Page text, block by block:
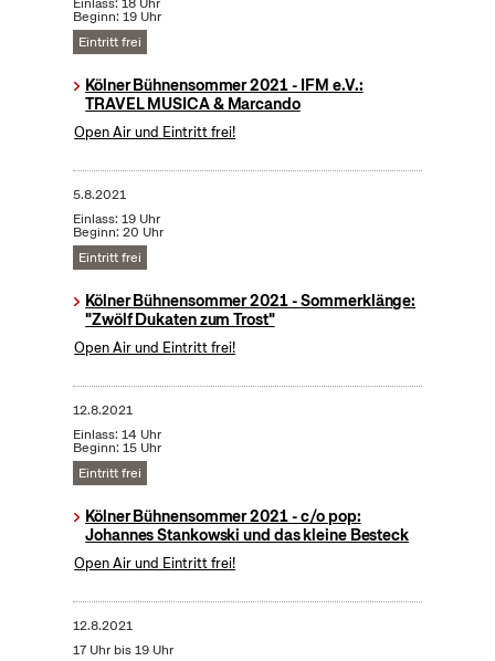
Beginn: 19 Uhr
Eintritt frei
Kölner Bühnensommer 2021 - IFM e.V.:
TRAVEL MUSICA & Marcando
Open Air und Eintritt frei!
5.8.2021
Einlass: 19 Uhr
Beginn: 20 Uhr
Eintritt frei
Kölner Bühnensommer 2021 - Sommerklänge:
"Zwölf Dukaten zum Trost"
Open Air und Eintritt frei!
12.8.2021
Einlass: 14 Uhr
Beginn: 15 Uhr
Eintritt frei
Kölner Bühnensommer 2021 - c/o pop:
Johannes Stankowski und das kleine Besteck
Open Air und Eintritt frei!
12.8.2021
17 Uhr bis 19 Uhr